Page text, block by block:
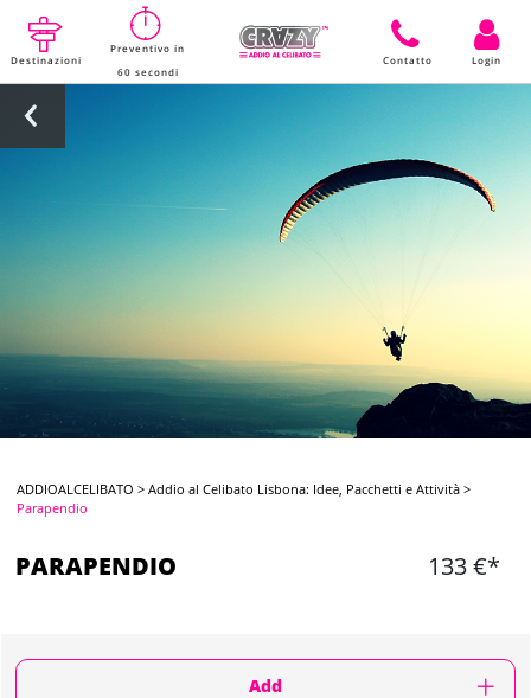
Destinazioni
Preventivo in
60 secondi
Contatto Login
ADDIOALCELIBATO >Addio al Celibato Lisbona: Idee, Pacchetti e Attività >
Parapendio
PARAPENDIO 133 €*
Add